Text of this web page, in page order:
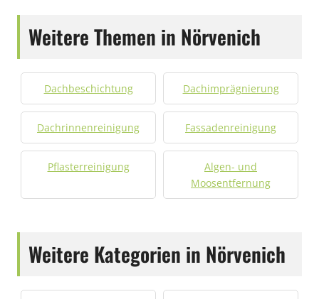
Weitere Themen in Nörvenich
Dachbeschichtung Dachimprägnierung
Dachrinnenreinigung Fassadenreinigung
Pflasterreinigung
Algen- und
Moosentfernung
Weitere Kategorien in Nörvenich